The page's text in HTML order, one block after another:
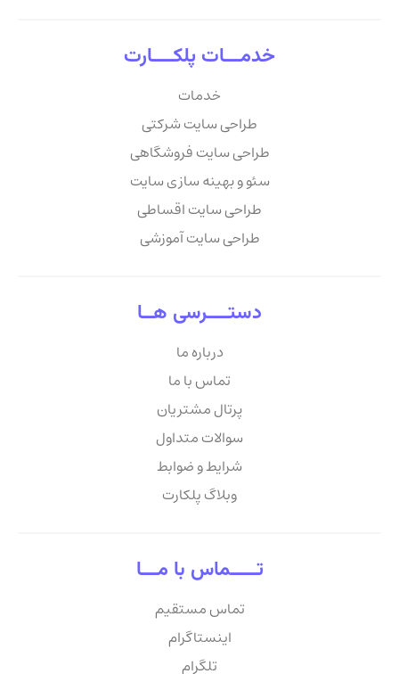
خدمـــات پلکــــارت
خدمات
طراحی سایت شرکتی
طراحی سایت فروشگاهی
سئو و بهینه سازی سایت
طراحی سایت اقساطی
طراحی سایت آموزشی
دستــــرسی هــا
درباره ما
تماس با ما
پرتال مشتریان
سوالات متداول
شرایط و ضوابط
وبلاگ پلکارت
تـــــماس با مـــا
تماس مستقیم
اینستاگرام
تلگرام